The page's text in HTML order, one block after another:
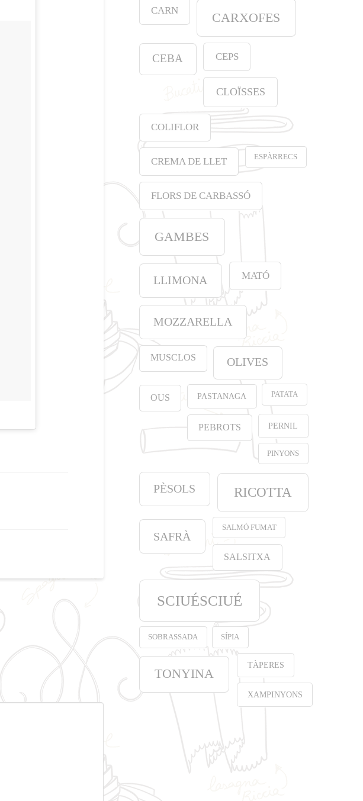
CARN CARXOFES
CEBA CEPS
CLOÏSSES
COLIFLOR
CREMA DE LLET ESPÀRRECS
FLORS DE CARBASSÓ
GAMBES
LLIMONA MATÓ
MOZZARELLA
MUSCLOS OLIVES
OUS PASTANAGA PATATA
PEBROTS PERNIL
PINYONS
PÈSOLS RICOTTA
SAFRÀ
SALMÓ FUMAT
SALSITXA
SCIUÉSCIUÉ
SOBRASSADA SÍPIA
TONYINA
TÀPERES
XAMPINYONS